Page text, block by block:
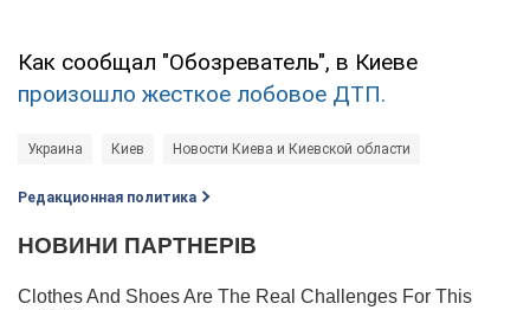
Как сообщал "Обозреватель", в Киеве
произошло жесткое лобовое ДТП.
Украина Киев Новости Киева и Киевской области
Редакционная политика